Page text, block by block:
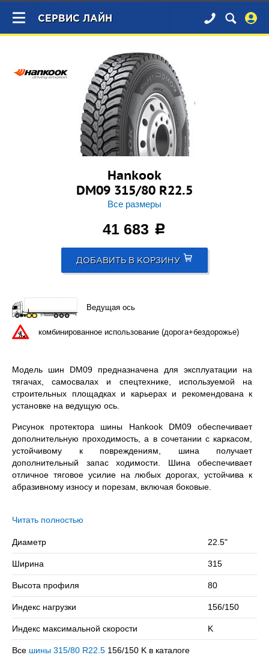
×
СЕРВИС ЛАЙН
Hankook
DM09 315/80 R22.5
Все размеры
41 683 c
ДОБАВИТЬ В КОРЗИНУ
Ведущая ось
комбинированное использование (дорога+бездорожье)
Модель шин DM09 предназначена для эксплуатации на
тягачах, самосвалах и спецтехнике, используемой на
строительных площадках и карьерах и рекомендована к
установке на ведущую ось.
Рисунок протектора шины Hankook DM09 обеспечивает
дополнительную проходимость, а в сочетании с каркасом,
устойчивому к повреждениям, шина получает
дополнительный запас ходимости. Шина обеспечивает
отличное тяговое усилие на любых дорогах, устойчива к
абразивному износу и порезам, включая боковые.
шина с допустимой нагрузкой 4000 / 3350 кг. на колесо
скоростью в 110 км/ч.
Сомневаетесь в выборе? Позвоните нам – подберем
подходящий вариант!
Читать полностью
Диаметр 22.5"
Ширина 315
Высота профиля 80
Индекс нагрузки 156/150
Индекс максимальной скорости K
Все шины 315/80 R22.5 156/150 K в каталоге